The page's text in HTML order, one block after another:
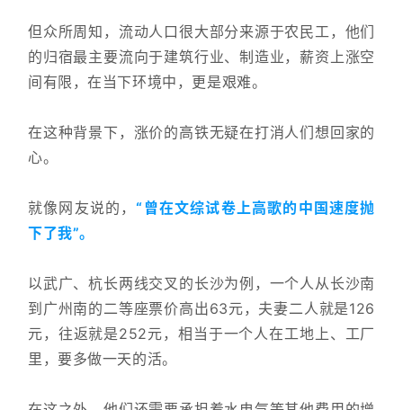
但众所周知，流动人口很大部分来源于农民工，他们
的归宿最主要流向于建筑行业、制造业，薪资上涨空
间有限，在当下环境中，更是艰难。
在这种背景下，涨价的高铁无疑在打消人们想回家的
心。
就像网友说的，“曾在文综试卷上高歌的中国速度抛
下了我”。
以武广、杭长两线交叉的长沙为例，一个人从长沙南
到广州南的二等座票价高出63元，夫妻二人就是126
元，往返就是252元，相当于一个人在工地上、工厂
里，要多做一天的活。